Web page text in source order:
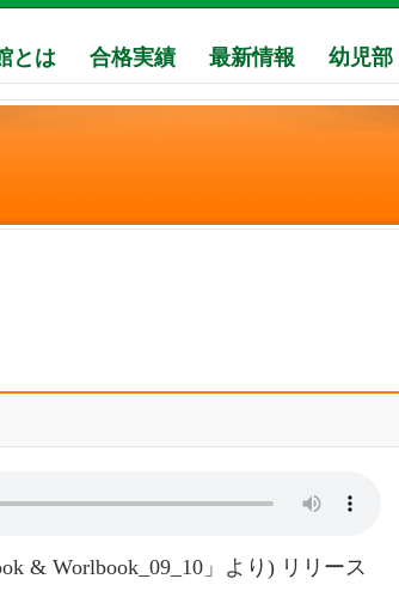
とは 合格実績 最新情報 幼児部
& Worlbook_09_10」より) リリース